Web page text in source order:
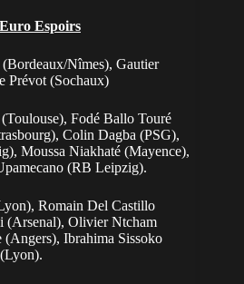
Espoirs
Nîmes), Gautier
Prévot (Sochaux)
Fodé Ballo Touré
Colin Dagba (PSG),
Moussa Niakhaté (Mayence),
(RB Leipzig).
Romain Del Castillo
(Arsenal), Olivier Ntcham
Ibrahima Sissoko